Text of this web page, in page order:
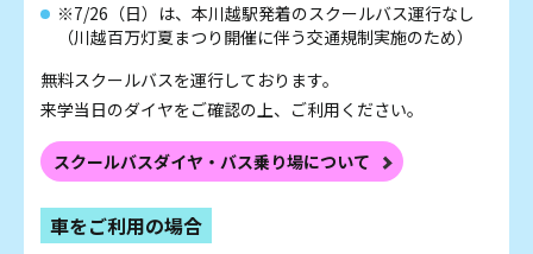
※7/26（日）は、本川越駅発着のスクールバス運行なし
（川越百万灯夏まつり開催に伴う交通規制実施のため）
無料スクールバスを運行しております。
来学当日のダイヤをご確認の上、ご利用ください。
スクールバスダイヤ・バス乗り場について
車をご利用の場合